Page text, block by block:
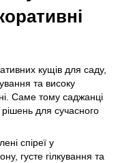
кущів для саду,
та високу
Саме тому саджанці
для сучасного
спіреї у
густе гілкування та